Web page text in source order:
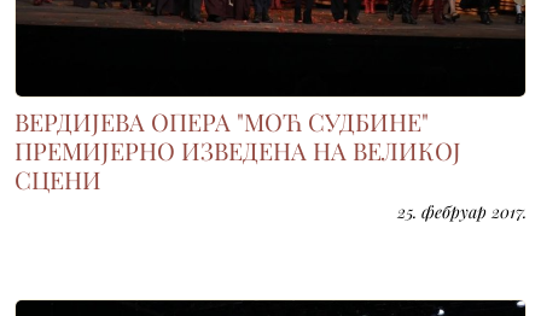
ВЕРДИЈЕВА ОПЕРА "МОЋ СУДБИНЕ"
ПРЕМИЈЕРНО ИЗВЕДЕНА НА ВЕЛИКОЈ
СЦЕНИ
25. фебруар 2017.